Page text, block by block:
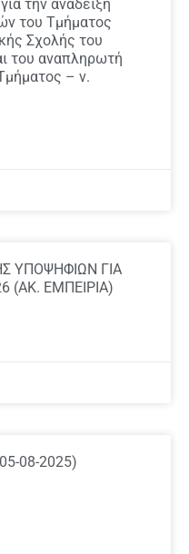
την ανάδειξη
του Τμήματος
Σχολής του
του αναπληρωτή
– ν.
ΥΠΟΨΗΦΙΩΝ ΓΙΑ
(ΑΚ. ΕΜΠΕΙΡΙΑ)
08-2025)